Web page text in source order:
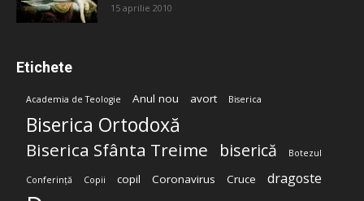
15 aprilie 2010
Etichete
Academia de Teologie Anul nou avort Biserica
Biserica Ortodoxă
Biserica Sfânta Treime biserică Botezul
Conferință Copii copil Coronavirus Cruce dragoste